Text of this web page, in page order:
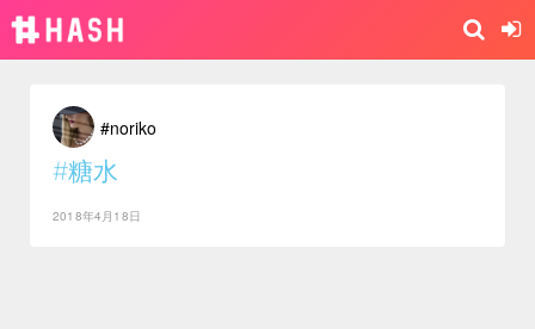
#noriko
#糖水
2018年4月18日